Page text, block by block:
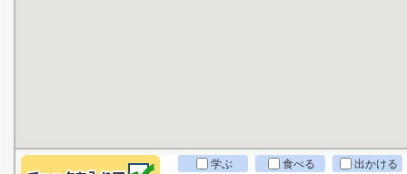
学ぶ 食べる 出かける